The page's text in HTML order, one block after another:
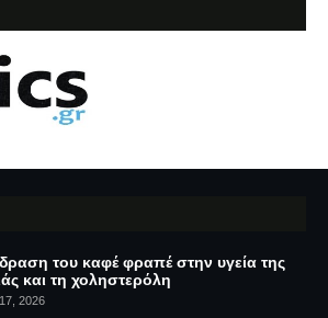
του καφέ φραπέ στην υγεία της
και τη χοληστερόλη
2026